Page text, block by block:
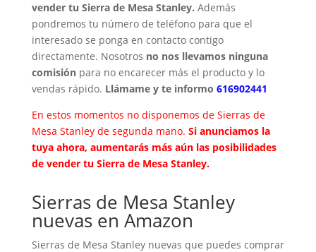
vender tu Sierra de Mesa Stanley. Además
pondremos tu número de teléfono para que el
interesado se ponga en contacto contigo
directamente. Nosotros no nos llevamos ninguna
comisiónpara no encarecer más el producto y lo
vendas rápido. Llámame y te informo 616902441
En estos momentos no disponemos de Sierras de
Mesa Stanley de segunda mano. Si anunciamos la
tuya ahora, aumentarás más aún las posibilidades
de vender tu Sierra de Mesa Stanley.
Sierras de Mesa Stanley
nuevas en Amazon
Sierras de Mesa Stanley nuevas que puedes comprar